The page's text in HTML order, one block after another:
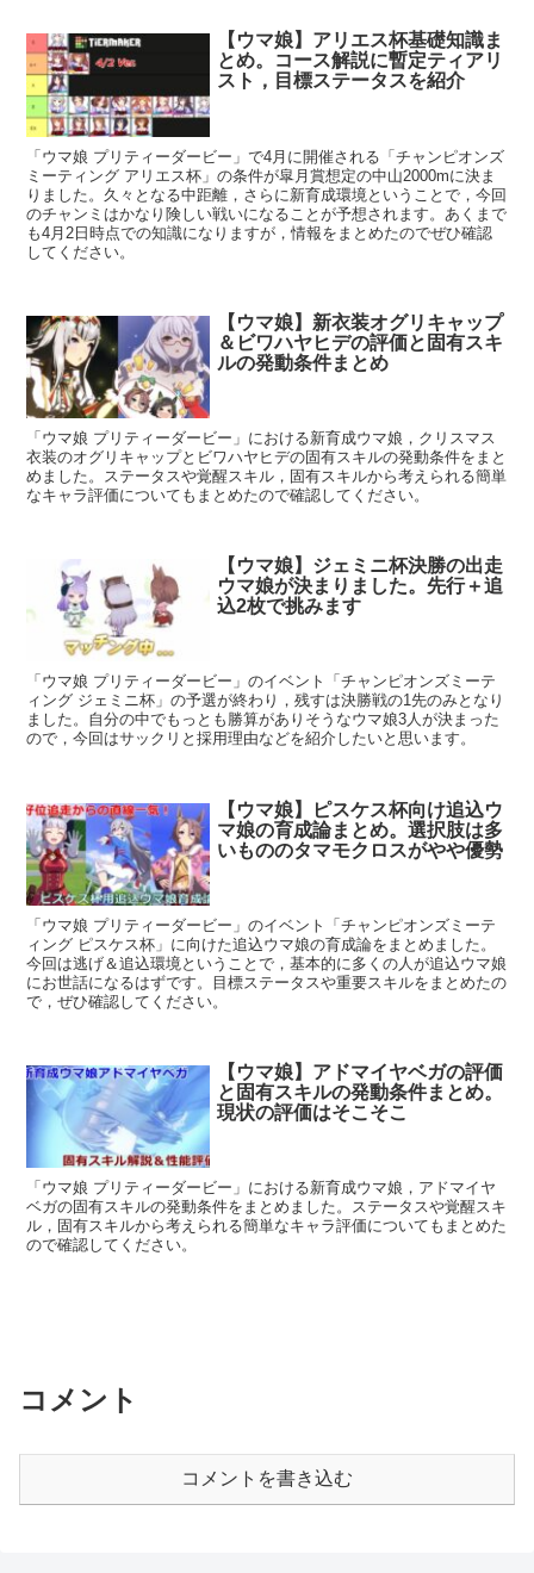
【ウマ娘】アリエス杯基礎知識ま
とめ。コース解説に暫定ティアリ
スト，目標ステータスを紹介
「ウマ娘 プリティーダービー」で4月に開催される「チャンピオンズ
ミーティング アリエス杯」の条件が皐月賞想定の中山2000mに決ま
りました。久々となる中距離，さらに新育成環境ということで，今回
のチャンミはかなり険しい戦いになることが予想されます。あくまで
も4月2日時点での知識になりますが，情報をまとめたのでぜひ確認
してください。
【ウマ娘】新衣装オグリキャップ
＆ビワハヤヒデの評価と固有スキ
ルの発動条件まとめ
「ウマ娘 プリティーダービー」における新育成ウマ娘，クリスマス
衣装のオグリキャップとビワハヤヒデの固有スキルの発動条件をまと
めました。ステータスや覚醒スキル，固有スキルから考えられる簡単
なキャラ評価についてもまとめたので確認してください。
【ウマ娘】ジェミニ杯決勝の出走
ウマ娘が決まりました。先行＋追
込2枚で挑みます
「ウマ娘 プリティーダービー」のイベント「チャンピオンズミーテ
ィング ジェミニ杯」の予選が終わり，残すは決勝戦の1先のみとなり
ました。自分の中でもっとも勝算がありそうなウマ娘3人が決まった
ので，今回はサックリと採用理由などを紹介したいと思います。
【ウマ娘】ピスケス杯向け追込ウ
マ娘の育成論まとめ。選択肢は多
いもののタマモクロスがやや優勢
「ウマ娘 プリティーダービー」のイベント「チャンピオンズミーテ
ィング ピスケス杯」に向けた追込ウマ娘の育成論をまとめました。
今回は逃げ＆追込環境ということで，基本的に多くの人が追込ウマ娘
にお世話になるはずです。目標ステータスや重要スキルをまとめたの
で，ぜひ確認してください。
【ウマ娘】アドマイヤベガの評価
と固有スキルの発動条件まとめ。
現状の評価はそこそこ
「ウマ娘 プリティーダービー」における新育成ウマ娘，アドマイヤ
ベガの固有スキルの発動条件をまとめました。ステータスや覚醒スキ
ル，固有スキルから考えられる簡単なキャラ評価についてもまとめた
ので確認してください。
コメント
コメントを書き込む